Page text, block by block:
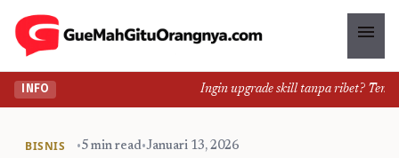
menu
INFO Ingin upgrade skill tanpa ribet?
BISNIS •5 min read•Januari 13, 2026